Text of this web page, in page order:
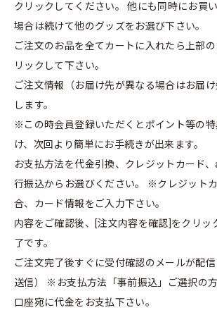
クリックしてください。他にも同時にお買
場合は続けて他のグッズをお選び下さい。
ご注文のお品を全てカートに入れたら上部
リックして下さい。
ご注文情報（お届け先が異なる場合はお届
します。
※この時会員登録いただくとポイント等の
け、次回より簡単にお手続きが出来ます。
お支払方法を代金引換、クレジットカード
行振込からお選びください。
※クレジット
合、カード情報をご入力下さい。
内容をご確認後、[注文内容を確認]をクリッ
了です。
ご注文完了後すぐに受付確認のメールが配
送信） ※お支払方法「事前振込」ご選択の
口座宛に代金をお支払下さい。